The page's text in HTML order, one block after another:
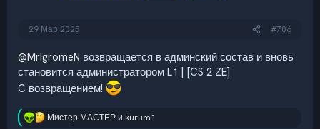
29 Мар 2025 #706
@MrIgromeN возвращается в админский состав и вновь
становится администратором L1 | [CS 2 ZE]
C возвращением!
Р
Мистер МАСТЕРи kurum1